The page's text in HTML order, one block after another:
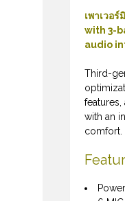
เพาเวอ
with 3-
audio
Third-
with an
comfort.